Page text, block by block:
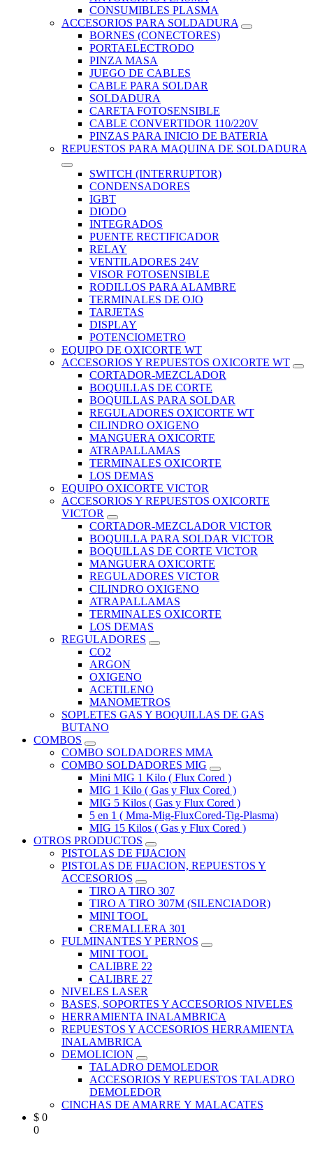
CONSUMIBLES PLASMA
ACCESORIOS PARA SOLDADURA
BORNES (CONECTORES)
PORTAELECTRODO
PINZA MASA
JUEGO DE CABLES
CABLE PARA SOLDAR
SOLDADURA
CARETA FOTOSENSIBLE
CABLE CONVERTIDOR 110/220V
PINZAS PARA INICIO DE BATERIA
REPUESTOS PARA MAQUINA DE SOLDADURA
SWITCH (INTERRUPTOR)
CONDENSADORES
IGBT
DIODO
INTEGRADOS
PUENTE RECTIFICADOR
RELAY
VENTILADORES 24V
VISOR FOTOSENSIBLE
RODILLOS PARA ALAMBRE
TERMINALES DE OJO
TARJETAS
DISPLAY
POTENCIOMETRO
EQUIPO DE OXICORTE WT
ACCESORIOS Y REPUESTOS OXICORTE WT
CORTADOR-MEZCLADOR
BOQUILLAS DE CORTE
BOQUILLAS PARA SOLDAR
REGULADORES OXICORTE WT
CILINDRO OXIGENO
MANGUERA OXICORTE
ATRAPALLAMAS
TERMINALES OXICORTE
LOS DEMAS
EQUIPO OXICORTE VICTOR
ACCESORIOS Y REPUESTOS OXICORTE
VICTOR
CORTADOR-MEZCLADOR VICTOR
BOQUILLA PARA SOLDAR VICTOR
BOQUILLAS DE CORTE VICTOR
MANGUERA OXICORTE
REGULADORES VICTOR
CILINDRO OXIGENO
ATRAPALLAMAS
TERMINALES OXICORTE
LOS DEMAS
REGULADORES
CO2
ARGON
OXIGENO
ACETILENO
MANOMETROS
SOPLETES GAS Y BOQUILLAS DE GAS
BUTANO
COMBOS
COMBO SOLDADORES MMA
COMBO SOLDADORES MIG
Mini MIG 1 Kilo ( Flux Cored )
MIG 1 Kilo ( Gas y Flux Cored )
MIG 5 Kilos ( Gas y Flux Cored )
5 en 1 ( Mma-Mig-FluxCored-Tig-Plasma)
MIG 15 Kilos ( Gas y Flux Cored )
OTROS PRODUCTOS
PISTOLAS DE FIJACION
PISTOLAS DE FIJACION, REPUESTOS Y
ACCESORIOS
TIRO A TIRO 307
TIRO A TIRO 307M (SILENCIADOR)
MINI TOOL
CREMALLERA 301
FULMINANTES Y PERNOS
MINI TOOL
CALIBRE 22
CALIBRE 27
NIVELES LASER
BASES, SOPORTES Y ACCESORIOS NIVELES
HERRAMIENTA INALAMBRICA
REPUESTOS Y ACCESORIOS HERRAMIENTA
INALAMBRICA
DEMOLICION
TALADRO DEMOLEDOR
ACCESORIOS Y REPUESTOS TALADRO
DEMOLEDOR
CINCHAS DE AMARRE Y MALACATES
$ 0
0